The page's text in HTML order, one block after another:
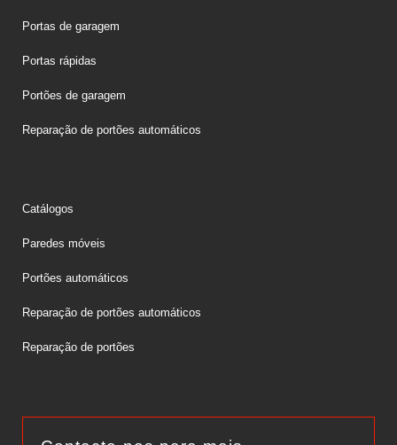
Portas de garagem
Portas rápidas
Portões de garagem
Reparação de portões automáticos
Catálogos
Paredes móveis
Portões automáticos
Reparação de portões automáticos
Reparação de portões